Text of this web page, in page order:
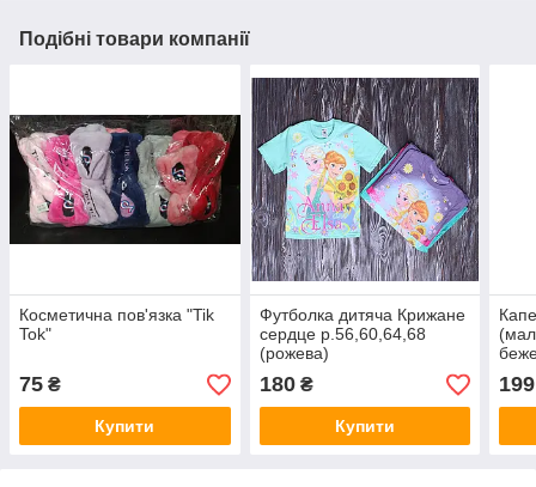
Подібні товари компанії
Косметична пов'язка "Tik
Tok"
75 ₴
Купити
Футболка дитяча Крижане
сердце р.56,60,64,68
(рожева)
180₴
Купити
199